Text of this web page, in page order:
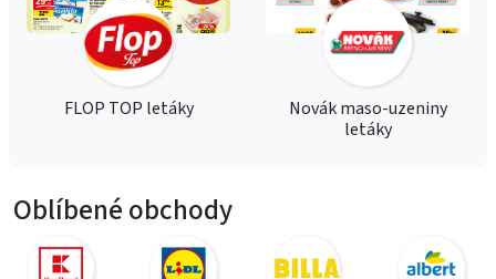
FLOP TOP letáky
Novák maso-uzeniny
letáky
Oblíbené obchody